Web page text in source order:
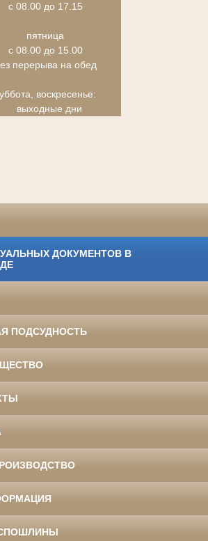
с 08.00 до 17.15
пятница
с 08.00 до 15.00
перерыва на обед
воскресенье:
дни
ДОКУМЕНТОВ В
ПОДСУДНОСТЬ